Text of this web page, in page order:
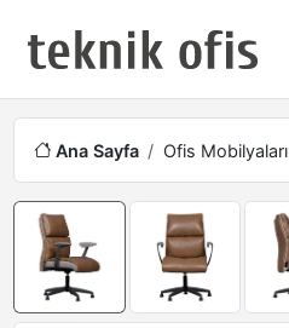
Ana Sayfa Ofis Mobilyaları